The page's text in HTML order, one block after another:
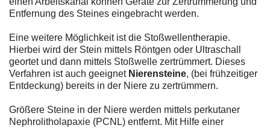
Entfernung des Steines eingebracht werden.
Eine weitere Möglichkeit ist die Stoßwellentherapie.
Hierbei wird der Stein mittels Röntgen oder Ultraschall
geortet und dann mittels Stoßwelle zertrümmert. Dieses
Verfahren ist auch geeignet Nierensteine, (bei frühzeitiger
Entdeckung) bereits in der Niere zu zertrümmern.
Größere Steine in der Niere werden mittels perkutaner
Nephrolitholapaxie (PCNL) entfernt. Mit Hilfe einer